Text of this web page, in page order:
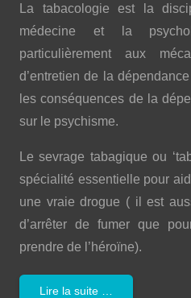
La tabacologie est la
médecine et la
particulièrement aux
d’entretien de la
les conséquences de la
sur le psychisme.
Le sevrage tabagique ou
spécialité essentielle pour
une vraie drogue ( il est
d’arrêter de fumer que
prendre de l’héroïne).
Lire la suite …